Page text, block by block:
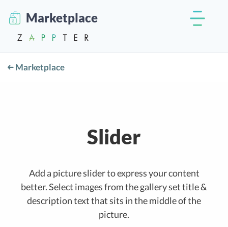
Marketplace
Marketplace
Slider
Add a picture slider to express your content
better. Select images from the gallery set title &
description text that sits in the middle of the
picture.